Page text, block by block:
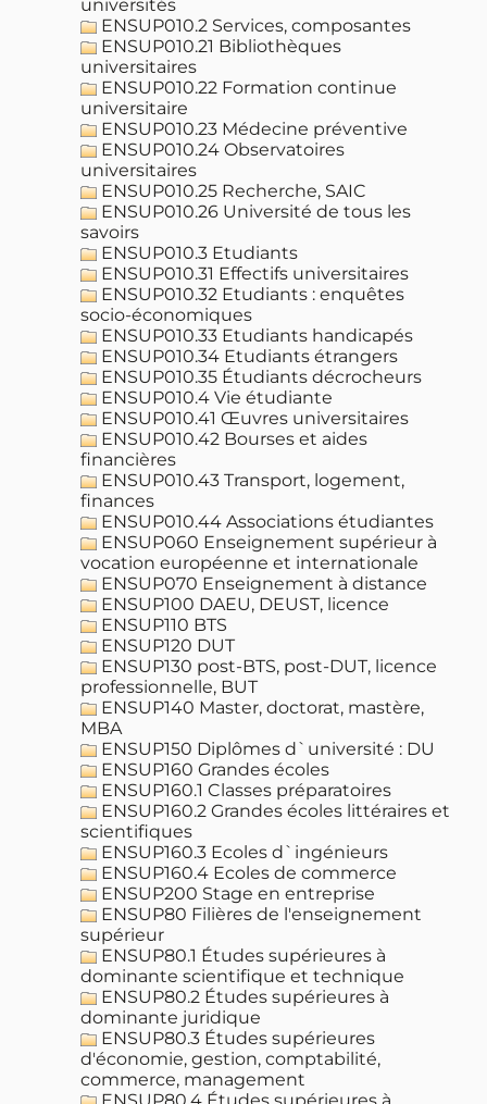
universités
ENSUP010.2 Services, composantes
ENSUP010.21 Bibliothèques
universitaires
ENSUP010.22 Formation continue
universitaire
ENSUP010.23 Médecine préventive
ENSUP010.24 Observatoires
universitaires
ENSUP010.25 Recherche, SAIC
ENSUP010.26 Université de tous les
savoirs
ENSUP010.3 Etudiants
ENSUP010.31 Effectifs universitaires
ENSUP010.32 Etudiants : enquêtes
socio-économiques
ENSUP010.33 Etudiants handicapés
ENSUP010.34 Etudiants étrangers
ENSUP010.35 Étudiants décrocheurs
ENSUP010.4 Vie étudiante
ENSUP010.41 Œuvres universitaires
ENSUP010.42 Bourses et aides
financières
ENSUP010.43 Transport, logement,
finances
ENSUP010.44 Associations étudiantes
ENSUP060 Enseignement supérieur à
vocation européenne et internationale
ENSUP070 Enseignement à distance
ENSUP100 DAEU, DEUST, licence
ENSUP110 BTS
ENSUP120 DUT
ENSUP130 post-BTS, post-DUT, licence
professionnelle, BUT
ENSUP140 Master, doctorat, mastère,
MBA
ENSUP150 Diplômes d`université : DU
ENSUP160 Grandes écoles
ENSUP160.1 Classes préparatoires
ENSUP160.2 Grandes écoles littéraires et
scientifiques
ENSUP160.3 Ecoles d`ingénieurs
ENSUP160.4 Ecoles de commerce
ENSUP200 Stage en entreprise
ENSUP80 Filières de l'enseignement
supérieur
ENSUP80.1 Études supérieures à
dominante scientifique et technique
ENSUP80.2 Études supérieures à
dominante juridique
ENSUP80.3 Études supérieures
d'économie, gestion, comptabilité,
commerce, management